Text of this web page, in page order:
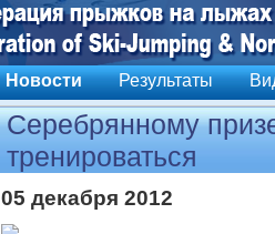
Новости Результаты
Серебрянному
тренироваться
05 декабря 2012